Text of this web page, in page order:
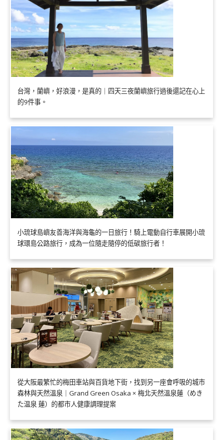
台灣，蘭嶼，好浪漫，是真的｜四天三夜蘭嶼旅行過後還記在心上
的9件事。
小琉球島嶼友善海洋與海龜的一日旅行！騎上電動自行車展開小琉
球環島公路旅行，成為一位隨走隨停的低碳旅行者！
從大阪最繁忙的梅田車站與百貨地下街，找到另一座會呼吸的城市
森林與天然溫泉｜Grand Green Osaka × 梅北天然溫泉蓮（めき
た温泉 蓮）的都市人健康調理提案